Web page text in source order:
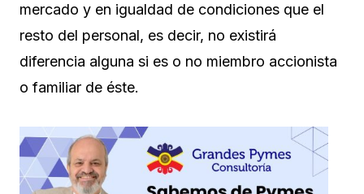
mercado y en igualdad de condiciones que el
resto del personal, es decir, no existirá
diferencia alguna si es o no miembro accionista
o familiar de éste.